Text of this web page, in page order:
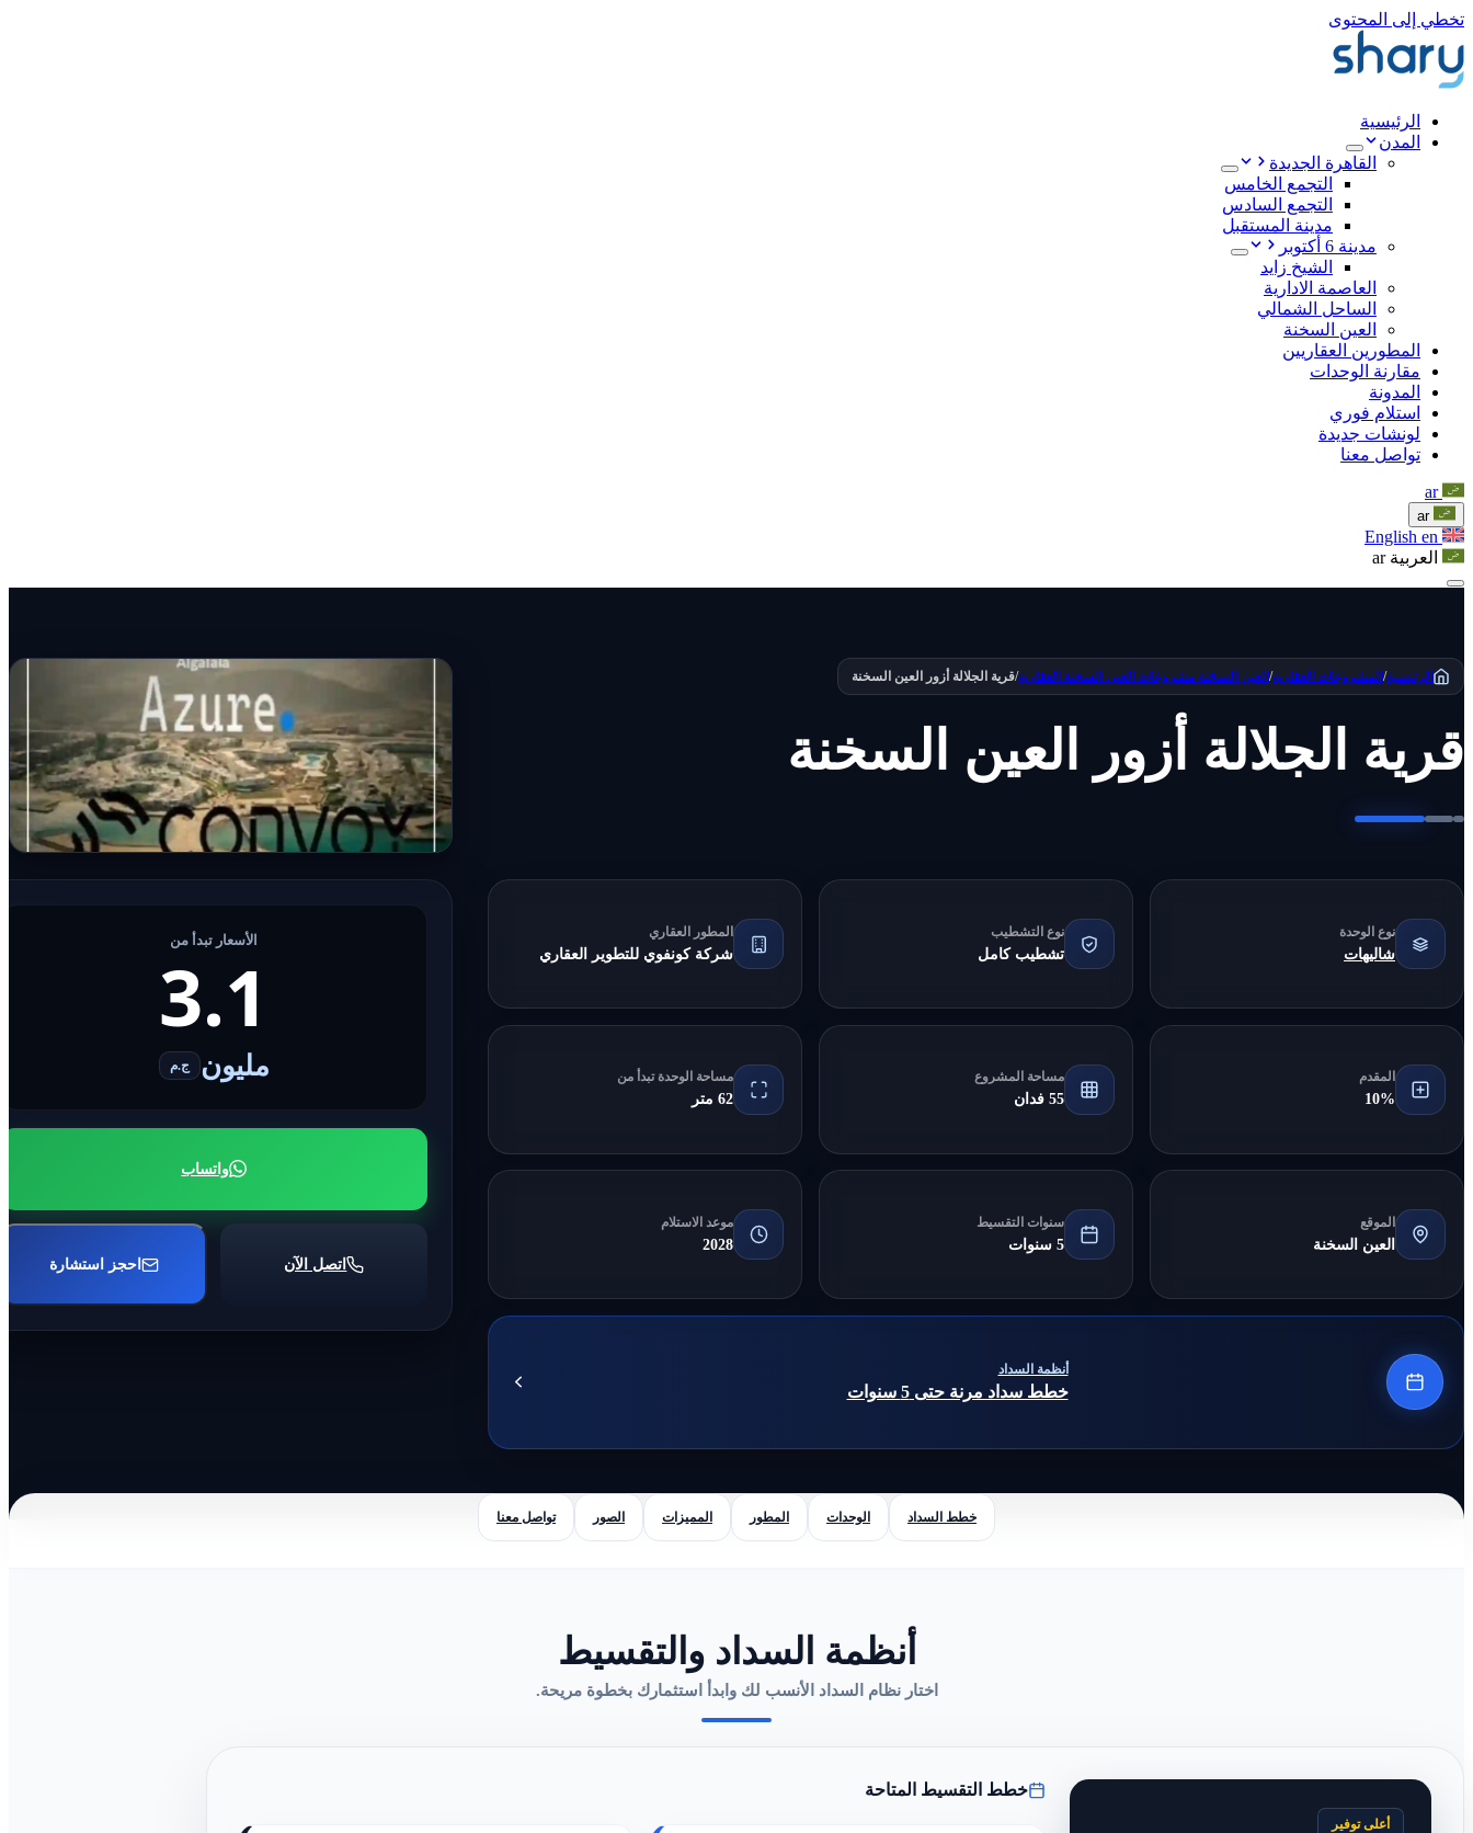
تخطي إلى المحتوى
الرئيسية
المدن
القاهرة الجديدة
التجمع الخامس
التجمع السادس
مدينة المستقبل
مدينة 6 أكتوبر
الشيخ زايد
العاصمة الادارية
الساحل الشمالي
العين السخنة
المطورين العقاريين
مقارنة الوحدات
المدونة
استلام فوري
لونشات جديدة
تواصل معنا
ar
ar
English en
العربية ar
الرئيسية/ المشروعات العقارية/ العين السخنة مشروعات العين السخنة العقارية/قرية الجلالة أزور العين السخنة
قرية الجلالة أزور العين السخنة
نوع الوحدة
شاليهات
نوع التشطيب
تشطيب كامل
المطور العقاري
شركة كونفوي للتطوير العقاري
المقدم
10%
مساحة المشروع
55 فدان
مساحة الوحدة تبدأ من
62 متر
الموقع
العين السخنة
سنوات التقسيط
5 سنوات
موعد الاستلام
2028
أنظمة السداد
خطط سداد مرنة حتى 5 سنوات
الأسعار تبدأ من
3.1
مليون ج.م
واتساب
اتصل الآن احجز استشارة
خطط السداد الوحدات المطور المميزات الصور تواصل معنا
أنظمة السداد والتقسيط
اختار نظام السداد الأنسب لك وابدأ استثمارك بخطوة مريحة.
أعلى توفير
خطط التقسيط المتاحة